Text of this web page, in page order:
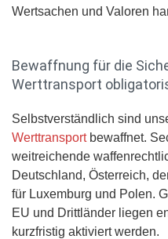
Wertsachen und Valoren
Bewaffnung für die
Werttransport
Selbstverständlich sind
Werttransportbewaffnet.
weitreichende
Deutschland, Österreich,
für Luxemburg und Polen.
EU und Drittländer liegen
kurzfristig aktiviert werden.